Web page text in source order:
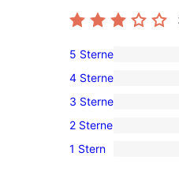
0
5-
Sterne-
Rezensionen
5 Sterne
0
4-
Sterne-
Rezensionen
4 Sterne
1
3-
Sterne-
3 Sterne
0
2-
2 Sterne
0
1 Stern